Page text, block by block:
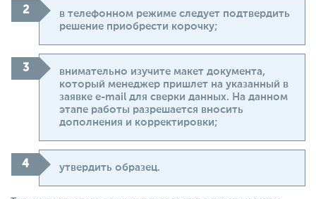
в телефонном режиме следует подтвердить
решение приобрести корочку;
внимательно изучите макет документа,
который менеджер пришлет на указанный в
заявке e-mail для сверки данных. На данном
этапе работы разрешается вносить
дополнения и корректировки;
утвердить образец.